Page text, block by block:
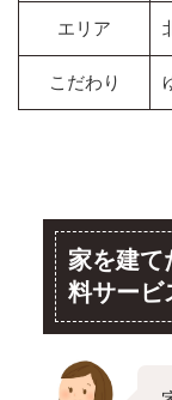
エリア
こだわり
家を建て
料サービ